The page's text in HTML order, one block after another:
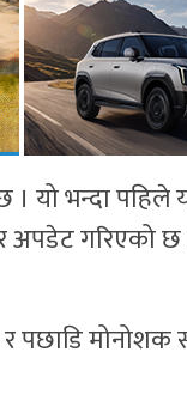
यो भन्दा
अपडेट गरिएको
पछाडि